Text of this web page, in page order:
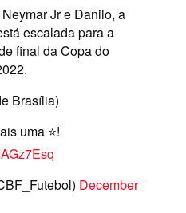
Jr e Danilo, a
escalada para a
final da Copa do
Brasília)
uma ⭐!
December